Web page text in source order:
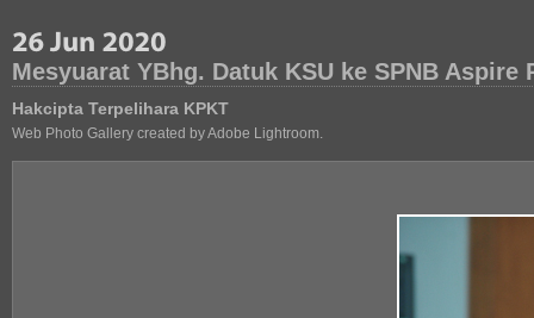
Mesyuarat YBhg. Datuk KSU ke SPNB Aspire
Hakcipta Terpelihara KPKT
Web Photo Gallery created by Adobe Lightroom.